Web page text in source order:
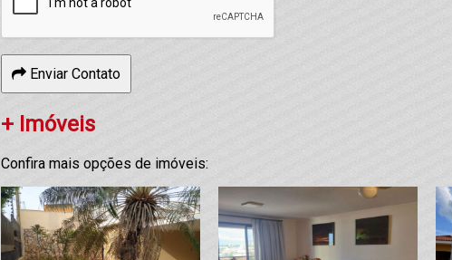
Enviar Contato
+ Imóveis
Confira mais opções de imóveis: